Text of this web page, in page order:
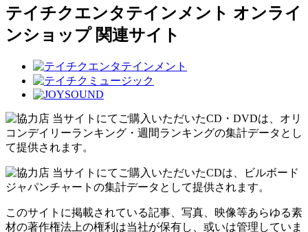
テイチクエンタテインメント オンライ
ンショップ 関連サイト
当サイトにてご購入いただいたCD・DVDは、オリ
コンデイリーランキング・週間ランキングの集計データとし
て提供されます。
当サイトにてご購入いただいたCDは、ビルボード
ジャパンチャートの集計データとして提供されます。
このサイトに掲載されている記事、写真、映像等あらゆる素
材の著作権法上の権利は当社が保有し、或いは管理していま